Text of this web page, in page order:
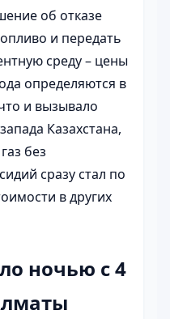
об отказе
и передать
среду – цены
определяются в
и вызывало
Казахстана,
без
сразу стал по
в других
ночью с 4